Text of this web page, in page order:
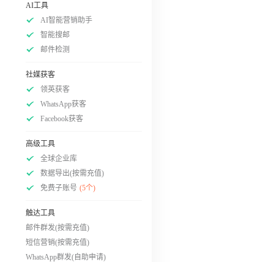
AI工具
AI智能营销助手
智能搜邮
邮件检测
社媒获客
领英获客
WhatsApp获客
Facebook获客
高级工具
全球企业库
数据导出(按需充值)
免费子账号 (5个)
触达工具
邮件群发(按需充值)
短信营销(按需充值)
WhatsApp群发(自助申请)